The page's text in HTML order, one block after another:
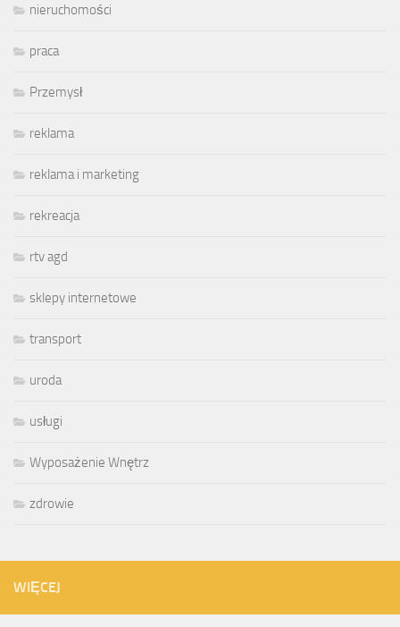
nieruchomości
praca
Przemysł
reklama
reklama i marketing
rekreacja
rtv agd
sklepy internetowe
transport
uroda
usługi
Wyposażenie Wnętrz
zdrowie
WIĘCEJ